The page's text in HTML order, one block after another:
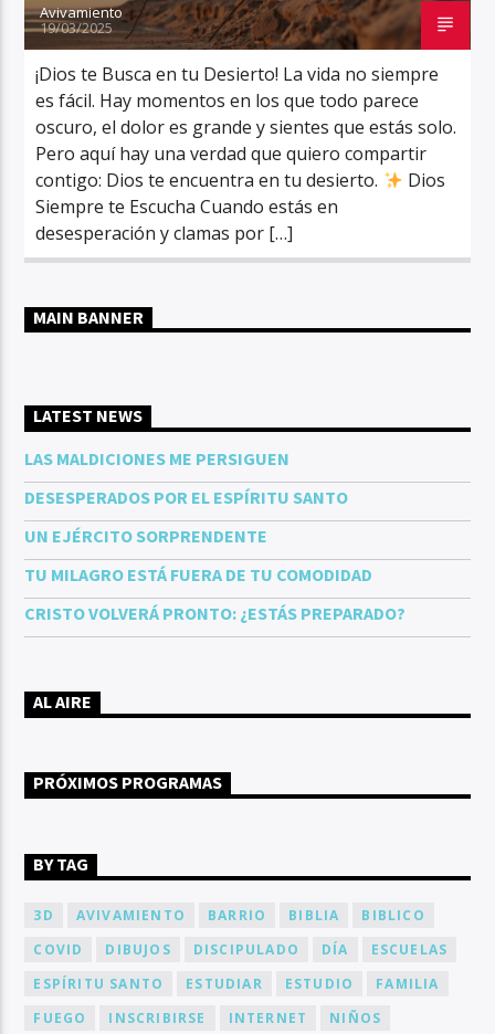
Avivamiento
19/03/2025
¡Dios te Busca en tu Desierto! La vida no siempre
es fácil. Hay momentos en los que todo parece
oscuro, el dolor es grande y sientes que estás solo.
Pero aquí hay una verdad que quiero compartir
contigo: Dios te encuentra en tu desierto.
Dios
Siempre te Escucha Cuando estás en
desesperación y clamas por […]
MAIN BANNER
LATEST NEWS
LAS MALDICIONES ME PERSIGUEN
DESESPERADOS POR EL ESPÍRITU SANTO
UN EJÉRCITO SORPRENDENTE
TU MILAGRO ESTÁ FUERA DE TU COMODIDAD
CRISTO VOLVERÁ PRONTO: ¿ESTÁS PREPARADO?
AL AIRE
PRÓXIMOS PROGRAMAS
BY TAG
3D AVIVAMIENTO BARRIO BIBLIA
BIBLICO
COVID
DIBUJOS DISCIPULADO DÍA
ESCUELAS
ESPÍRITU SANTO
ESTUDIAR ESTUDIO
FAMILIA
FUEGO
INSCRIBIRSE INTERNET
NIÑOS